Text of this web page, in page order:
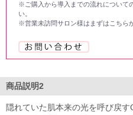
※ご購入から導入までの流れについて
い。
※営業未訪問サロン様はまずはこちら
商品説明2
隠れていた肌本来の光を呼び戻す